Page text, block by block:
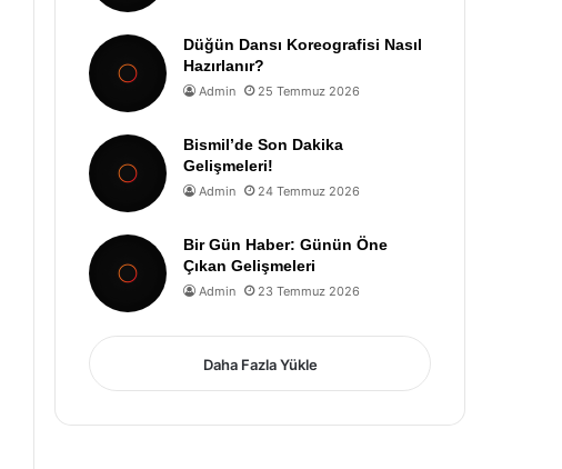
Düğün Dansı Koreografisi Nasıl
Hazırlanır?
Admin 25 Temmuz 2026
Bismil’de Son Dakika
Gelişmeleri!
Admin 24 Temmuz 2026
Bir Gün Haber: Günün Öne
Çıkan Gelişmeleri
Admin 23 Temmuz 2026
Daha Fazla Yükle